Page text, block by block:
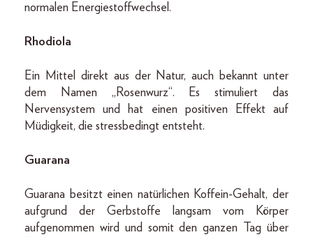
normalen Energiestoffwechsel.
Rhodiola
Ein Mittel direkt aus der Natur, auch bekannt unter
dem Namen „Rosenwurz“. Es stimuliert das
Nervensystem und hat einen positiven Effekt auf
Müdigkeit, die stressbedingt entsteht.
Guarana
Guarana besitzt einen natürlichen Koffein-Gehalt, der
aufgrund der Gerbstoffe langsam vom Körper
aufgenommen wird und somit den ganzen Tag über